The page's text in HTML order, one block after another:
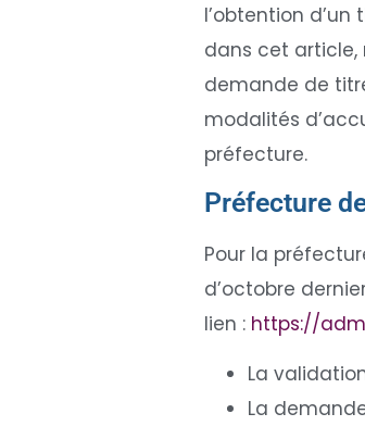
l’obtention
dans cet article,
demande de
modalités
préfecture.
Préfecture
Pour la
d’octobre
lien : https://
La
La